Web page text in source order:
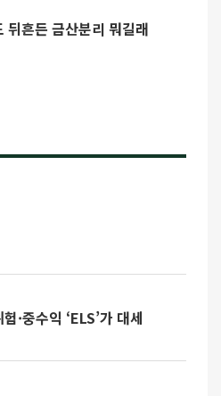
뒤흔든 금산분리 뭐길래
·중수익 ‘ELS’가 대세